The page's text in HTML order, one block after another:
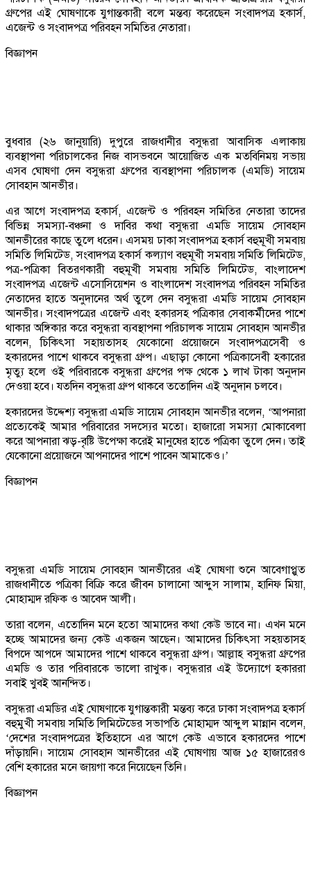
গ্রুপের এই ঘোষণাকে যুগান্তকারী বলে মন্তব্য করেছেন সংবাদপত্র হকার্স,
এজেন্ট ও সংবাদপত্র পরিবহন সমিতির নেতারা।
বিজ্ঞাপন
বুধবার (২৬ জানুয়ারি) দুপুরে রাজধানীর বসুন্ধরা আবাসিক এলাকায়
ব্যবস্থাপনা পরিচালকের নিজ বাসভবনে আয়োজিত এক মতবিনিময় সভায়
এসব ঘোষণা দেন বসুন্ধরা গ্রুপের ব্যবস্থাপনা পরিচালক (এমডি) সায়েম
সোবহান আনভীর।
এর আগে সংবাদপত্র হকার্স, এজেন্ট ও পরিবহন সমিতির নেতারা তাদের
বিভিন্ন সমস্যা-বঞ্চনা ও দাবির কথা বসুন্ধরা এমডি সায়েম সোবহান
আনভীরের কাছে তুলে ধরেন। এসময় ঢাকা সংবাদপত্র হকার্স বহুমূখী সমবায়
সমিতি লিমিটেড, সংবাদপত্র হকার্স কল্যাণ বহুমূখী সমবায় সমিতি লিমিটেড,
পত্র-পত্রিকা বিতরণকারী বহুমূখী সমবায় সমিতি লিমিটেড, বাংলাদেশ
সংবাদপত্র এজেন্ট এসোসিয়েশন ও বাংলাদেশ সংবাদপত্র পরিবহন সমিতির
নেতাদের হাতে অনুদানের অর্থ তুলে দেন বসুন্ধরা এমডি সায়েম সোবহান
আনভীর। সংবাদপত্রের এজেন্ট এবং হকারসহ পত্রিকার সেবাকর্মীদের পাশে
থাকার অঙ্গিকার করে বসুন্ধরা ব্যবস্থাপনা পরিচালক সায়েম সোবহান আনভীর
বলেন, চিকিৎসা সহায়তাসহ যেকোনো প্রয়োজনে সংবাদপত্রসেবী ও
হকারদের পাশে থাকবে বসুন্ধরা গ্রুপ। এছাড়া কোনো পত্রিকাসেবী হকারের
মৃত্যু হলে ওই পরিবারকে বসুন্ধরা গ্রুপের পক্ষ থেকে ১ লাখ টাকা অনুদান
দেওয়া হবে। যতদিন বসুন্ধরা গ্রুপ থাকবে ততোদিন এই অনুদান চলবে।
হকারদের উদ্দেশ্য বসুন্ধরা এমডি সায়েম সোবহান আনভীর বলেন, ‘আপনারা
প্রত্যেকেই আমার পরিবারের সদস্যের মতো। হাজারো সমস্যা মোকাবেলা
করে আপনারা ঝড়-বৃষ্টি উপেক্ষা করেই মানুষের হাতে পত্রিকা তুলে দেন। তাই
যেকোনো প্রয়োজনে আপনাদের পাশে পাবেন আমাকেও।’
বিজ্ঞাপন
বসুন্ধরা এমডি সায়েম সোবহান আনভীরের এই ঘোষণা শুনে আবেগাপ্লুত
রাজধানীতে পত্রিকা বিক্রি করে জীবন চালানো আব্দুস সালাম, হানিফ মিয়া,
মোহাম্মদ রফিক ও আবেদ আলী।
তারা বলেন, এতোদিন মনে হতো আমাদের কথা কেউ ভাবে না। এখন মনে
হচ্ছে আমাদের জন্য কেউ একজন আছেন। আমাদের চিকিৎসা সহয়তাসহ
বিপদে আপদে আমাদের পাশে থাকবে বসুন্ধরা গ্রুপ। আল্লাহ বসুন্ধরা গ্রুপের
এমডি ও তার পরিবারকে ভালো রাখুক। বসুন্ধরার এই উদ্যোগে হকাররা
সবাই খুবই আনন্দিত।
বসুন্ধরা এমডির এই ঘোষণাকে যুগান্তকারী মন্তব্য করে ঢাকা সংবাদপত্র হকার্স
বহুমুখী সমবায় সমিতি লিমিটেডের সভাপতি মোহাম্মদ আব্দুল মান্নান বলেন,
‘দেশের সংবাদপত্রের ইতিহাসে এর আগে কেউ এভাবে হকারদের পাশে
দাঁড়ায়নি। সায়েম সোবহান আনভীরের এই ঘোষণায় আজ ১৫ হাজারেরও
বেশি হকারের মনে জায়গা করে নিয়েছেন তিনি।
বিজ্ঞাপন